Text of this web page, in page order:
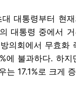
대통령부터 현
대통령 중에서
의회에서 무효화
에 불과하다. 하지
는 17.1%로 크게